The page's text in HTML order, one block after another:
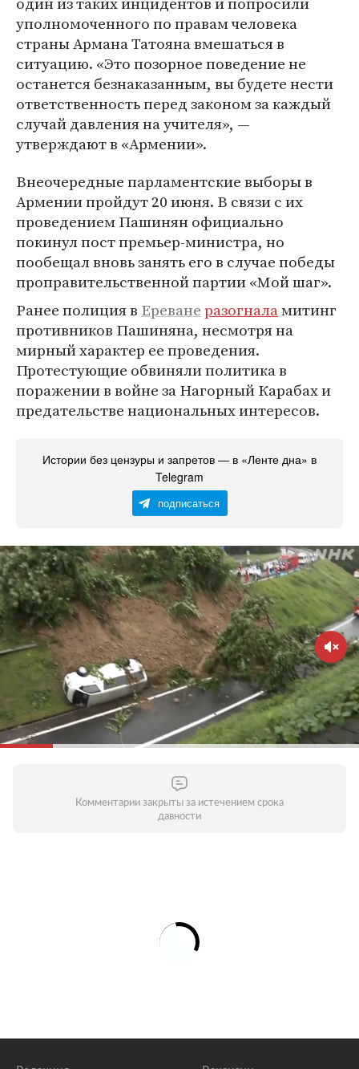
уполномоченного по правам человека
страны Армана Татояна вмешаться в
ситуацию. «Это позорное поведение не
останется безнаказанным, вы будете нести
ответственность перед законом за каждый
случай давления на учителя», —
утверждают в «Армении».
Внеочередные парламентские выборы в
Армении пройдут 20 июня. В связи с их
проведением Пашинян официально
покинул пост премьер-министра, но
пообещал вновь занять его в случае победы
проправительственной партии «Мой шаг».
Ранее полиция в Ереванеразогналамитинг
противников Пашиняна, несмотря на
мирный характер ее проведения.
Протестующие обвиняли политика в
поражении в войне за Нагорный Карабах и
предательстве национальных интересов.
Истории без цензуры и запретов — в «Ленте дна» в
Telegram
подписаться
Комментарии закрыты за истечением срока
давности